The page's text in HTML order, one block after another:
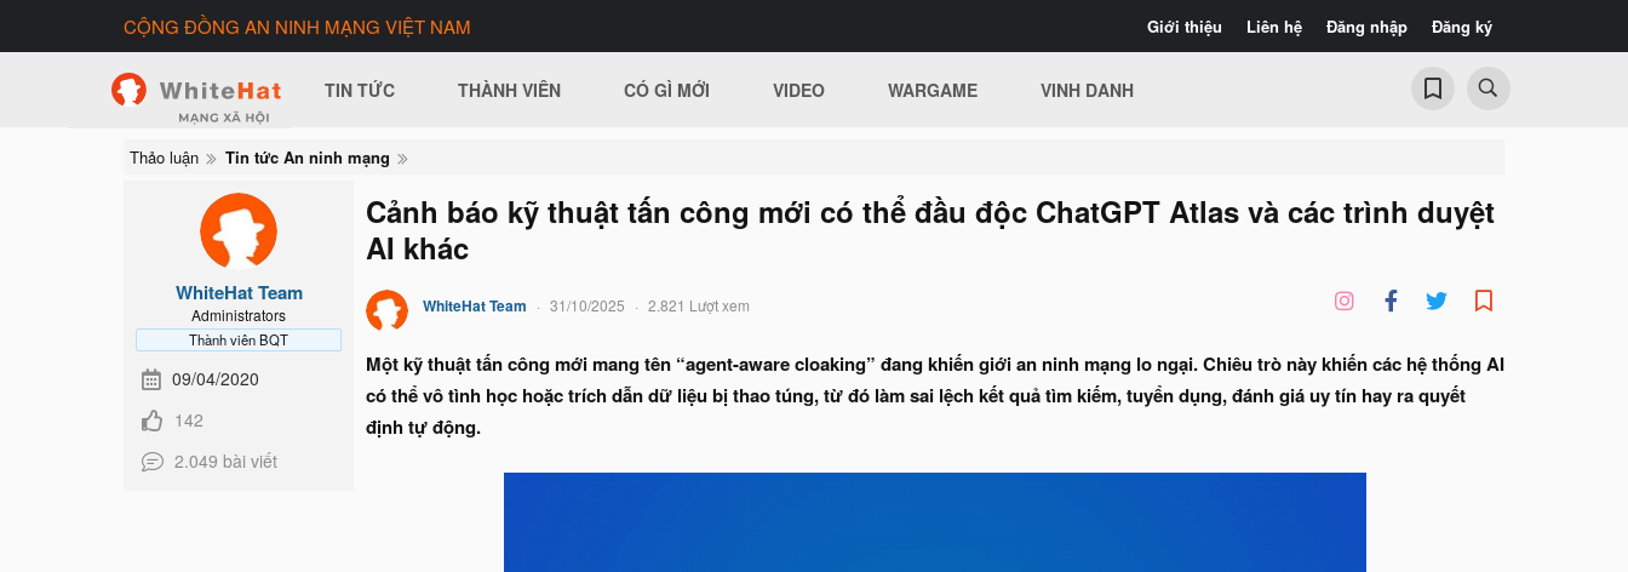
Giới thiệu Liên hệ Đăng nhập Đăng ký
CỘNG ĐỒNG AN NINH MẠNG VIỆT NAM
TIN TỨC THÀNH VIÊN CÓ GÌ MỚI VIDEO WARGAME VINH DANH
Thảo luận Tin tức An ninh mạng
WhiteHat Team
Administrators
Thành viên BQT
09/04/2020
142
2.049 bài viết
Cảnh báo kỹ thuật tấn công mới có thể đầu độc ChatGPT Atlas và các trình duyệt
AI khác
WhiteHat Team 31/10/2025 2.821 Lượt xem
Một kỹ thuật tấn công mới mang tên “agent-aware cloaking” đang khiến giới an ninh mạng lo ngại. Chiêu trò này khiến các hệ thống AI
có thể vô tình học hoặc trích dẫn dữ liệu bị thao túng, từ đó làm sai lệch kết quả tìm kiếm, tuyển dụng, đánh giá uy tín hay ra quyết
định tự động.